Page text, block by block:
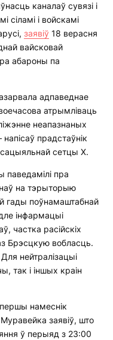
каналаў сувязі і
сіламі і войскамі
заявіў 18 верасня
вайсковай
абароны па
адпаведнае
атрымліваць
неапазнаных
прадстаўнік
сетцы Х.
паведамілі пра
на тэрыторыю
гады поўнамаштабнай
інфармацыі
частка расійскіх
Брэсцкую вобласць.
Для нейтралізацыі
так і іншых краін
намеснік
заявіў, што
ў перыяд з 23:00